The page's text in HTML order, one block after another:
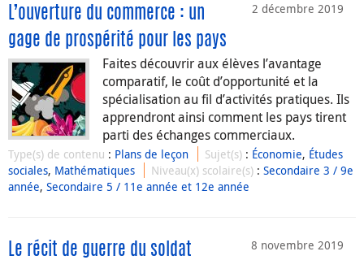
2 décembre 2019
L’ouverture du commerce : un
gage de prospérité pour les pays
Faites découvrir aux élèves l’avantage
comparatif, le coût d’opportunité et la
spécialisation au fil d’activités pratiques. Ils
apprendront ainsi comment les pays tirent
parti des échanges commerciaux.
Type(s) de contenu : Plans de leçon Sujet(s) : Économie, Études
sociales, Mathématiques Niveau(x) scolaire(s) :Secondaire 3 / 9e
année, Secondaire 5 / 11e année et 12e année
8 novembre 2019
Le récit de guerre du soldat